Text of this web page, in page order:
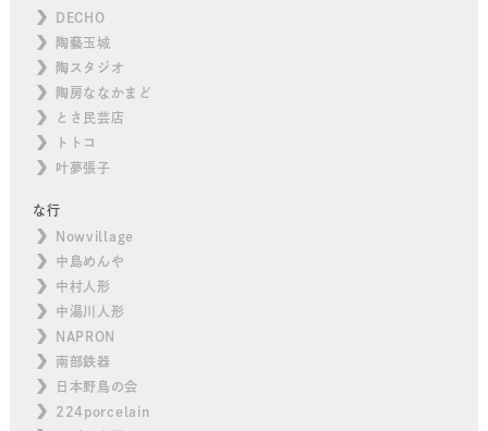
DECHO
陶藝玉城
陶スタジオ
陶房ななかまど
とさ民芸店
トトコ
叶夢張子
な行
Nowvillage
中島めんや
中村人形
中湯川人形
NAPRON
南部鉄器
日本野鳥の会
224porcelain